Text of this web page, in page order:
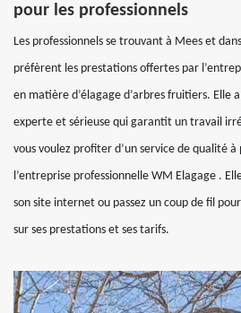
pour les professionnels
Les professionnels se trouvant à Mees et
préfèrent les prestations offertes par
en matière d’élagage d’arbres fruitiers. Elle
experte et sérieuse qui garantit un travail
vous voulez profiter d’un service de qualité à
l’entreprise professionnelle WM Elagage .
son site internet ou passez un coup de fil
sur ses prestations et ses tarifs.